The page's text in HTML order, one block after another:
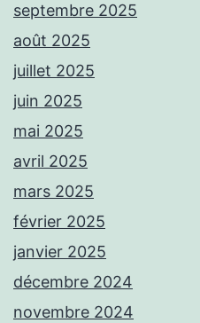
septembre 2025
août 2025
juillet 2025
juin 2025
mai 2025
avril 2025
mars 2025
février 2025
janvier 2025
décembre 2024
novembre 2024